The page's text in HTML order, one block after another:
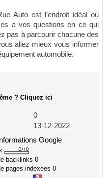
Auto est l’endroit idéal où
à vos questions en ce qui
pas à parcourir chacune des
allez mieux vous informer
automobile.
? Cliquez ici
0
13-12-2022
Informations Google
backlinks 0
pages indexées 0